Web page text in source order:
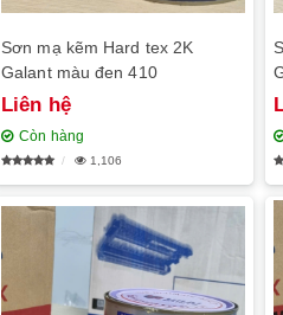
Sơn mạ kẽm Hard tex 2K
Galant màu đen 410
Liên hệ
Còn hàng
1,106